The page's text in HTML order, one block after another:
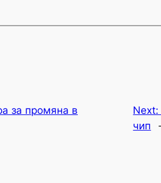
за промяна в
чип